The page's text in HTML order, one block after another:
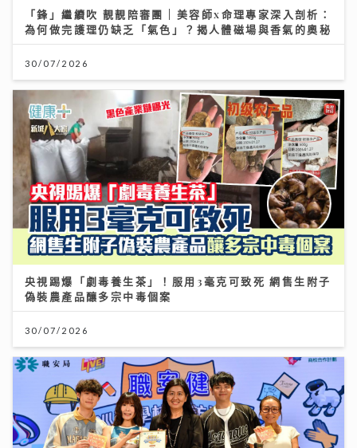
「鋒」繼續吹 靚靚陪審團 | 美容師x命理專家深入剖析：
為何做完護理仍缺乏「氣色」？揭人體磁場與香氣的奧秘
30/07/2026
央視踢爆「劇毒養生茶」！服用3毫克可致死 網售生附子
偽裝農產品釀多宗中毒個案
30/07/2026